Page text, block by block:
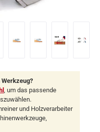
, um das passende
und Holzverarbeiter